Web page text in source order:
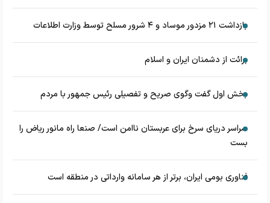
بازداشت ۲۱ مزدور موساد و ۴ شرور مسلح توسط وزارت اطلاعات
برائت از دشمنان ایران و اسلام
بخش اول گفت وگوی صریح و تفصیلی رئیس جمهور با مردم
سراسر دریای سرخ برای عربستان ناامن است/ صنعا راه مانور ریاض را
بست
فناوری بومی ایران، برتر از هر سامانه وارداتی در منطقه است